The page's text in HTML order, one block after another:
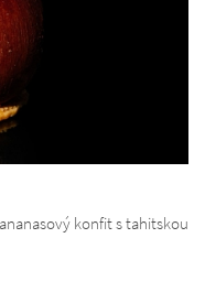
konfit s tahitskou